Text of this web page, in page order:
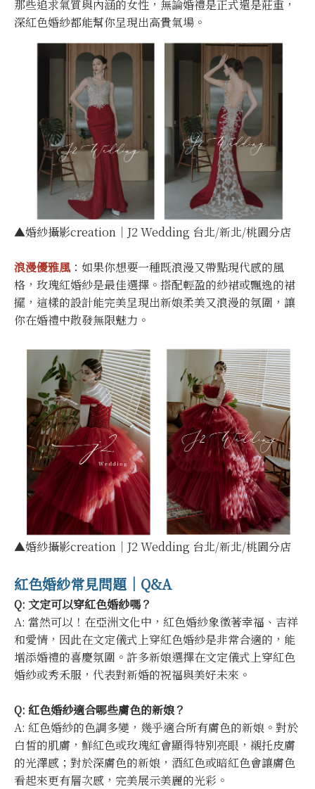
那些追求氣質與內涵的女性，無論婚禮是正式還是莊重，
深紅色婚紗都能幫你呈現出高貴氣場。
▲婚紗攝影creation｜J2 Wedding 台北/新北/桃園分店
浪漫優雅風：如果你想要一種既浪漫又帶點現代感的風
格，玫瑰紅婚紗是最佳選擇。搭配輕盈的紗裙或飄逸的裙
擺，這樣的設計能完美呈現出新娘柔美又浪漫的氛圍，讓
你在婚禮中散發無限魅力。
▲婚紗攝影creation｜J2 Wedding 台北/新北/桃園分店
紅色婚紗常見問題｜Q&A
Q: 文定可以穿紅色婚紗嗎？
A: 當然可以！在亞洲文化中，紅色婚紗象徵著幸福、吉祥
和愛情，因此在文定儀式上穿紅色婚紗是非常合適的，能
增添婚禮的喜慶氛圍。許多新娘選擇在文定儀式上穿紅色
婚紗或秀禾服，代表對新婚的祝福與美好未來。
Q: 紅色婚紗適合哪些膚色的新娘？
A: 紅色婚紗的色調多變，幾乎適合所有膚色的新娘。對於
白皙的肌膚，鮮紅色或玫瑰紅會顯得特別亮眼，襯托皮膚
的光澤感；對於深膚色的新娘，酒紅色或暗紅色會讓膚色
看起來更有層次感，完美展示美麗的光彩。